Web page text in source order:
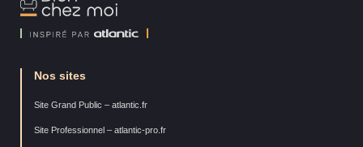
Chez
Nos sites
Site Grand Public – atlantic.fr
Site Professionnel – atlantic-pro.fr